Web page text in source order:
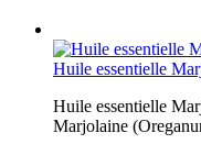
Huile essentielle
Huile essentielle
Marjolaine